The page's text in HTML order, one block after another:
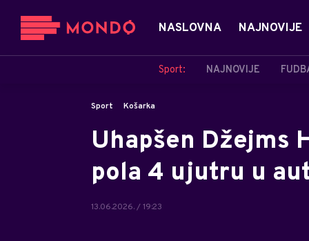
NASLOVNA NAJNOVIJE
Sport: NAJNOVIJE
Sport Košarka
Uhapšen Džejms
pola 4 ujutru u
13.06.2026. / 19:23